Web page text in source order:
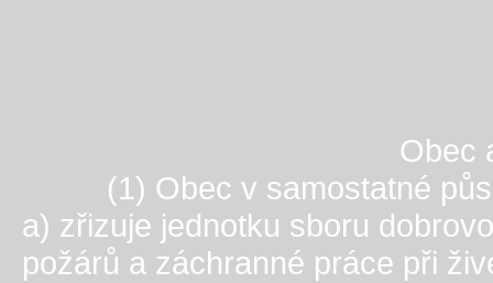
Obec
(1) Obec v samostatné
a) zřizuje jednotku sboru
požárů a záchranné práce při